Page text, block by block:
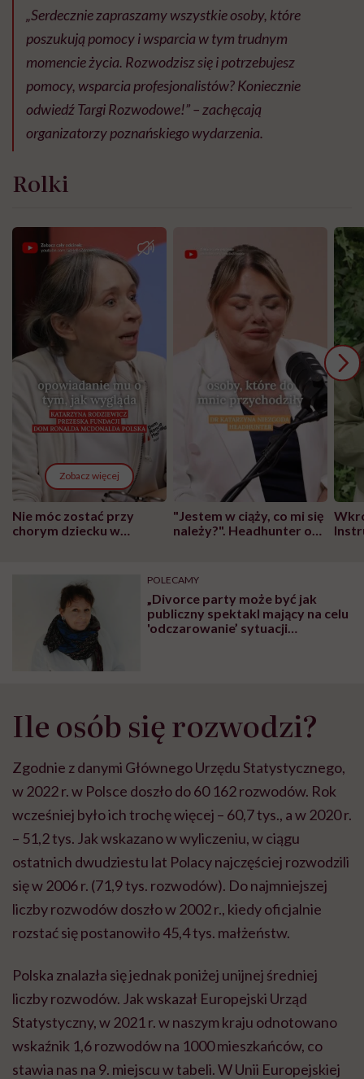
„Serdecznie zapraszamy wszystkie osoby, które
poszukują pomocy i wsparcia w tym trudnym
momencie życia. Rozwodzisz się i potrzebujesz
pomocy, wsparcia profesjonalistów? Koniecznie
odwiedź Targi Rozwodowe!” – zachęcają
organizatorzy poznańskiego wydarzenia.
Rolki
Zobacz więcej
Nie móc zostać przy
chorym dziecku w
głupota i brak
wyobraźni"
"Jestem w ciąży, co mi się
należy?". Headhunter o
pracy
POLECAMY
„Divorce party może być jak
publiczny spektakl mający na celu
'odczarowanie’ sytuacji
Ile osób się rozwodzi?
Zgodnie z danymi Głównego Urzędu Statystycznego,
w 2022 r. w Polsce doszło do 60 162 rozwodów. Rok
wcześniej było ich trochę więcej – 60,7 tys., a w 2020 r.
– 51,2 tys. Jak wskazano w wyliczeniu, w ciągu
ostatnich dwudziestu lat Polacy najczęściej rozwodzili
się w 2006 r. (71,9 tys. rozwodów). Do najmniejszej
liczby rozwodów doszło w 2002 r., kiedy oficjalnie
rozstać się postanowiło 45,4 tys. małżeństw.
Polska znalazła się jednak poniżej unijnej średniej
liczby rozwodów. Jak wskazał Europejski Urząd
Statystyczny, w 2021 r. w naszym kraju odnotowano
wskaźnik 1,6 rozwodów na 1000 mieszkańców, co
stawia nas na 9. miejscu w tabeli. W Unii Europejskiej